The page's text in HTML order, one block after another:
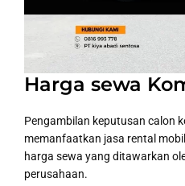
Harga sewa
Pengambilan keputusan calon
memanfaatkan jasa rental
harga sewa yang ditawarkan
perusahaan.